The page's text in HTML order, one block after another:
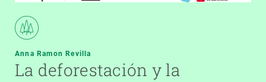
Anna Ramon Revilla
La deforestación y la